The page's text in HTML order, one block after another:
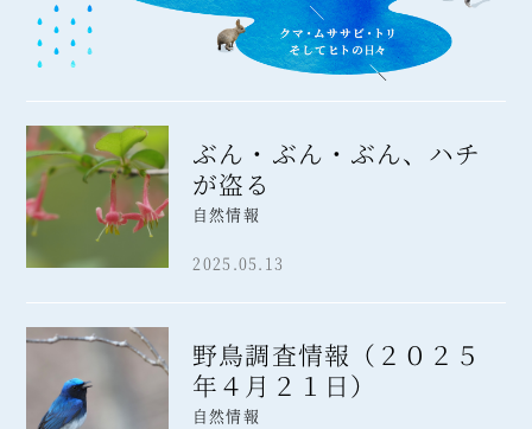
ぶん・ぶん・ぶん、ハチ
が盗る
自然情報
2025.05.13
野鳥調査情報（２０２５
年４月２１日）
自然情報